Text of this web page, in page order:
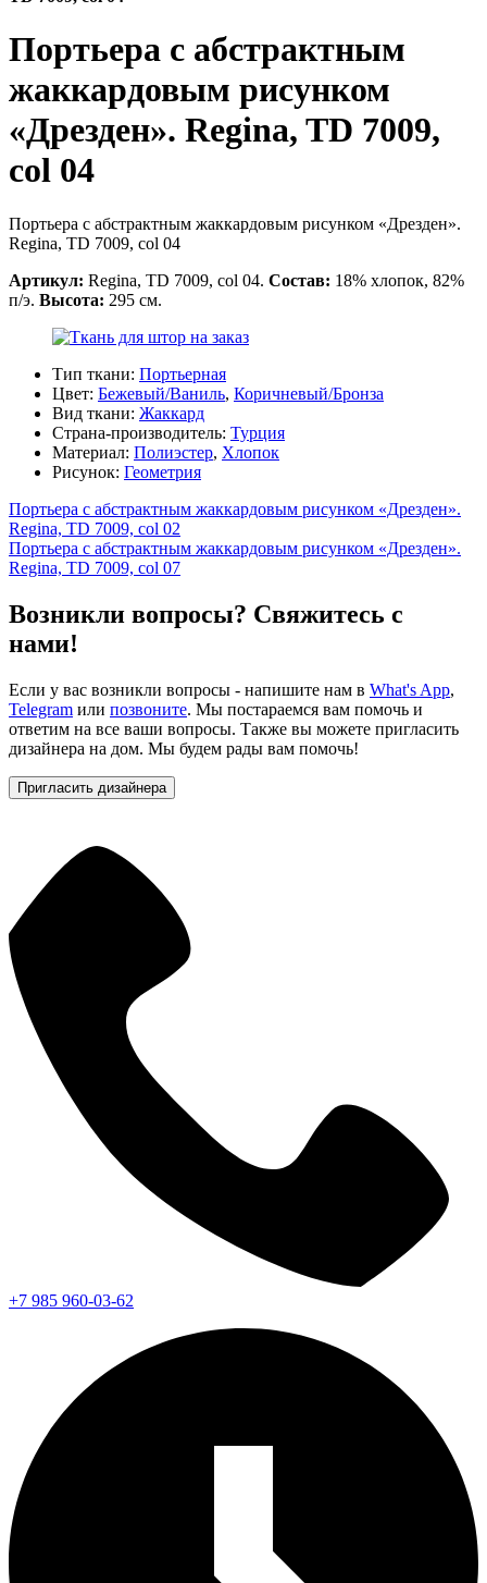
Портьера с абстрактным
жаккардовым рисунком
«Дрезден». Regina, TD 7009,
col 04
Портьера с абстрактным жаккардовым рисунком «Дрезден».
Regina, TD 7009, col 04
Артикул: Regina, TD 7009, col 04. Состав: 18% хлопок, 82%
п/э. Высота: 295 см.
Тип ткани: Портьерная
Цвет: Бежевый/Ваниль, Коричневый/Бронза
Вид ткани: Жаккард
Страна-производитель: Турция
Материал: Полиэстер, Хлопок
Рисунок: Геометрия
Портьера с абстрактным жаккардовым рисунком «Дрезден».
Regina, TD 7009, col 02
Портьера с абстрактным жаккардовым рисунком «Дрезден».
Regina, TD 7009, col 07
Возникли вопросы? Свяжитесь с
нами!
Если у вас возникли вопросы - напишите нам в What's App,
Telegram или позвоните. Мы постараемся вам помочь и
ответим на все ваши вопросы. Также вы можете пригласить
дизайнера на дом. Мы будем рады вам помочь!
Пригласить дизайнера
+7 985 960-03-62